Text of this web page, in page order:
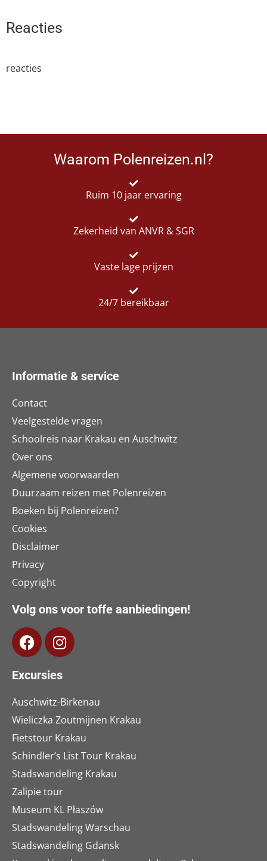
Reacties
reacties
Waarom Polenreizen.nl?
Ruim 10 jaar ervaring
Zekerheid van ANVR & SGR
Vaste lage prijzen
24/7 bereikbaar
Informatie & service
Contact
Veelgestelde vragen
Schoolreis naar Krakau en Auschwitz
Over ons
Algemene voorwaarden
Duurzaam reizen met Polenreizen
Boeken bij Polenreizen?
Cookies
Disclaimer
Privacy
Copyright
Volg ons voor toffe aanbiedingen!
Excursies
Auschwitz-Birkenau
Wieliczka Zoutmijnen Krakau
Fietstour Krakau
Schindler’s List Tour Krakau
Stadswandeling Krakau
Zalipie tour
Museum KL Płaszów
Stadswandeling Warschau
Stadswandeling Gdansk